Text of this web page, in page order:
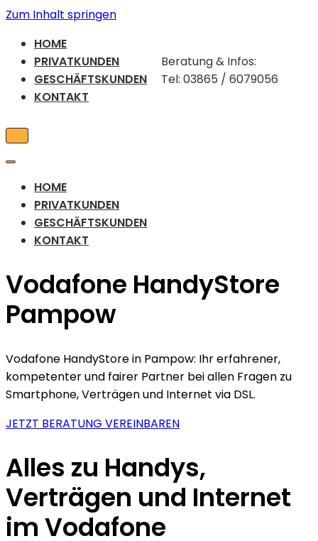
Zum Inhalt springen
HOME
PRIVATKUNDEN
GESCHÄFTSKUNDEN
KONTAKT
Beratung & Infos:
Tel: 03865 / 6079056
Navigations-
Navigations-
HOME
PRIVATKUNDEN
GESCHÄFTSKUNDEN
KONTAKT
Vodafone HandyStore
Pampow
Vodafone HandyStore in Pampow: Ihr erfahrener,
kompetenter und fairer Partner bei allen Fragen zu
Smartphone, Verträgen und Internet via DSL.
JETZT BERATUNG VEREINBAREN
Alles zu Handys,
Verträgen und Internet
im Vodafone